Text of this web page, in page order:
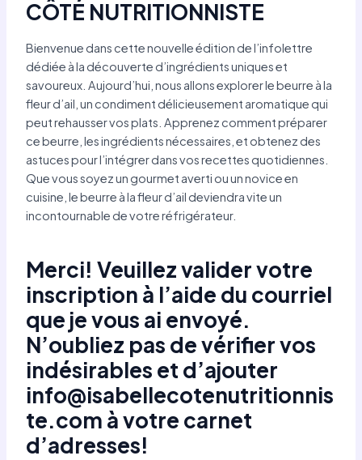
CÔTÉ NUTRITIONNISTE
Bienvenue dans cette nouvelle édition de l’infolettre
dédiée à la découverte d’ingrédients uniques et
savoureux. Aujourd’hui, nous allons explorer le beurre à la
fleur d’ail, un condiment délicieusement aromatique qui
peut rehausser vos plats. Apprenez comment préparer
ce beurre, les ingrédients nécessaires, et obtenez des
astuces pour l’intégrer dans vos recettes quotidiennes.
Que vous soyez un gourmet averti ou un novice en
cuisine, le beurre à la fleur d’ail deviendra vite un
incontournable de votre réfrigérateur.
Merci! Veuillez valider votre
inscription à l’aide du courriel
que je vous ai envoyé.
N’oubliez pas de vérifier vos
indésirables et d’ajouter
info@isabellecotenutritionnis
te.com à votre carnet
d’adresses!